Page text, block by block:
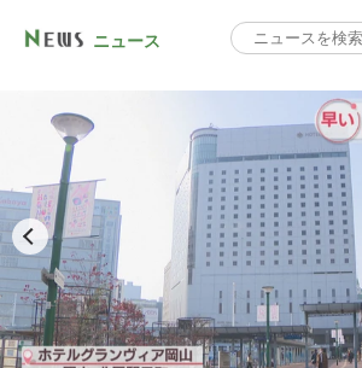
ニュース
Play